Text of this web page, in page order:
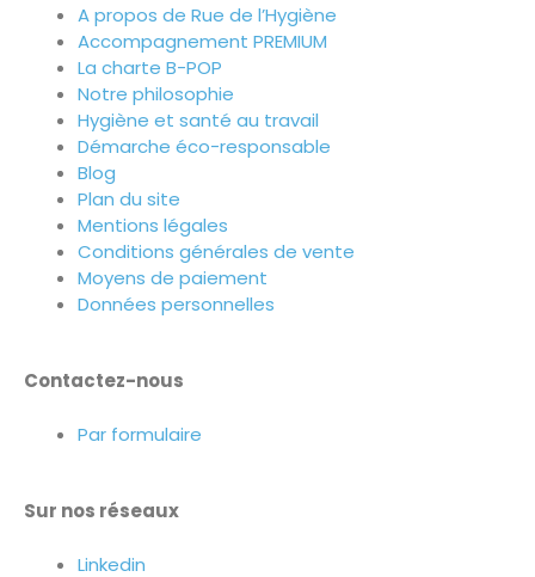
A propos de Rue de l’Hygiène
Accompagnement PREMIUM
La charte B-POP
Notre philosophie
Hygiène et santé au travail
Démarche éco-responsable
Blog
Plan du site
Mentions légales
Conditions générales de vente
Moyens de paiement
Données personnelles
Contactez-nous
Par formulaire
Sur nos réseaux
Linkedin